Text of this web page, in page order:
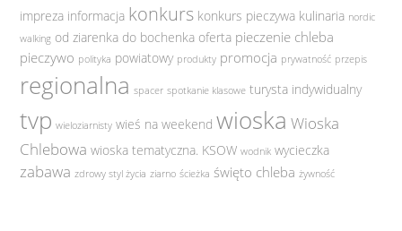
impreza informacja konkurs konkurs pieczywa kulinaria nordic
walking od ziarenka do bochenka oferta pieczenie chleba
pieczywo polityka powiatowy produkty promocja prywatność przepis
regionalna spacer spotkanie klasowe turysta indywidualny
tvp wieloziarnisty wieś na weekend wioska Wioska
Chlebowa wioska tematyczna. KSOW wodnik wycieczka
zabawa zdrowy styl życia ziarno ścieżka święto chleba żywność